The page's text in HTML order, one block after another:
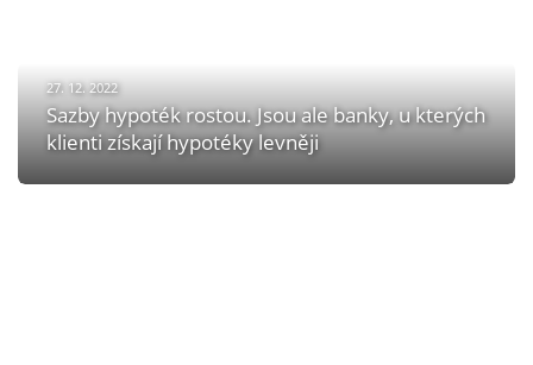
27. 12. 2022
Sazby hypoték rostou. Jsou ale banky, u kterých
klienti získají hypotéky levněji